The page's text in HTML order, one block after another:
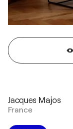
Jacques Majos
France